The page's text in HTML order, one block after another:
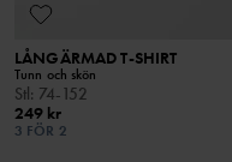
LÅNGÄRMAD T-SHIRT
Tunn och skön
Stl: 74-152
249 kr
3 FÖR 2